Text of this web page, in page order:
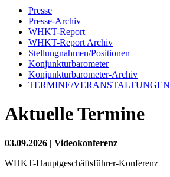
Presse
Presse-Archiv
WHKT-Report
WHKT-Report Archiv
Stellungnahmen/Positionen
Konjunkturbarometer
Konjunkturbarometer-Archiv
TERMINE/VERANSTALTUNGEN
Aktuelle Termine
03.09.2026 | Videokonferenz
WHKT-Hauptgeschäftsführer-Konferenz